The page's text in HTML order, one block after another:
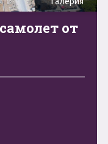
за запитване
от